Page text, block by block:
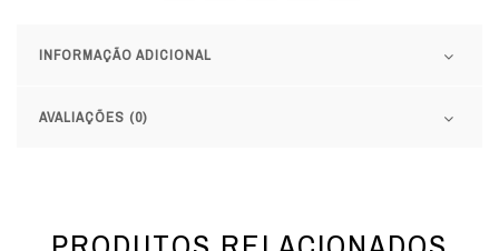
INFORMAÇÃO ADICIONAL
AVALIAÇÕES (0)